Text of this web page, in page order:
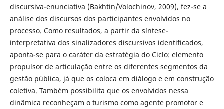
discursiva-enunciativa (Bakhtin/Volochinov, 2009), fez-se a
análise dos discursos dos participantes envolvidos no
processo. Como resultados, a partir da síntese-
interpretativa dos sinalizadores discursivos identificados,
aponta-se para o caráter da estratégia do Ciclo: elemento
propulsor de articulação entre os diferentes segmentos da
gestão pública, já que os coloca em diálogo e em construção
coletiva. Também possibilita que os envolvidos nessa
dinâmica reconheçam o turismo como agente promotor e